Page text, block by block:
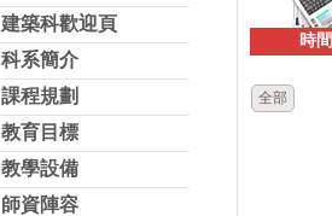
建築科歡迎頁
科系簡介
課程規劃
教育目標
教學設備
師資陣容
時間
全部